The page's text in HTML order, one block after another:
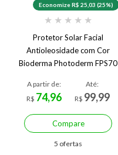
Economize R$ 25,03 (25%)
★ ★ ★ ★ ★
Protetor Solar Facial
Antioleosidade com Cor
Bioderma Photoderm FPS70
A partir de:
R$ 74,96
Até:
R$ 99,99
Compare
5 ofertas